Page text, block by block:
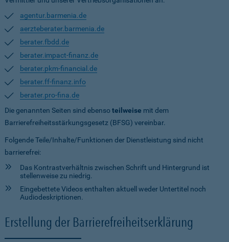
agentur.barmenia.de
aerzteberater.barmenia.de
berater.fbdd.de
berater.impact-finanz.de
berater.pkm-financial.de
berater.ff-finanz.info
berater.pro-fina.de
Die genannten Seiten sind ebensoteilweise mit dem
Barrierefreiheitsstärkungsgesetz (BFSG) vereinbar.
Folgende Teile/Inhalte/Funktionen der Dienstleistung sind nicht
barrierefrei:
Das Kontrastverhältnis zwischen Schrift und Hintergrund ist
stellenweise zu niedrig.
Eingebettete Videos enthalten aktuell weder Untertitel noch
Audiodeskriptionen.
Erstellung der Barrierefreiheitserklärung